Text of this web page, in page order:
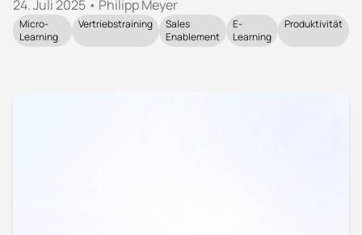
24. Juli 2025 • Philipp Meyer
Micro-
Learning
Vertriebstraining
Sales
Enablement
E-
Learning
Produktivität